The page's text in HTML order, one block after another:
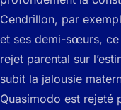
Cendrillon, par
et ses demi-sœurs,
rejet parental sur
subit la jalousie
Quasimodo est rejeté